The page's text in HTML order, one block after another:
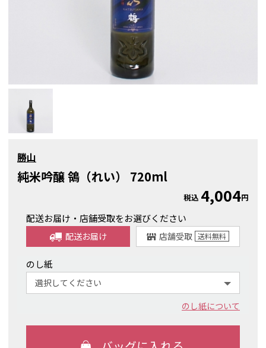
勝山
純米吟醸 鴒（れい） 720ml
税込 4,004円
配送お届け・店舗受取をお選びください
配送お届け 店舗受取 送料無料
のし紙
のし紙について